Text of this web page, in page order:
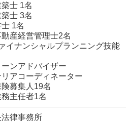
築士 1名
築士 3名
士 1名
動産経営管理士2名
イナンシャルプランニング技能
ーンアドバイザー
リアコーディネーター
険募集人19名
務主任者1名
律事務所